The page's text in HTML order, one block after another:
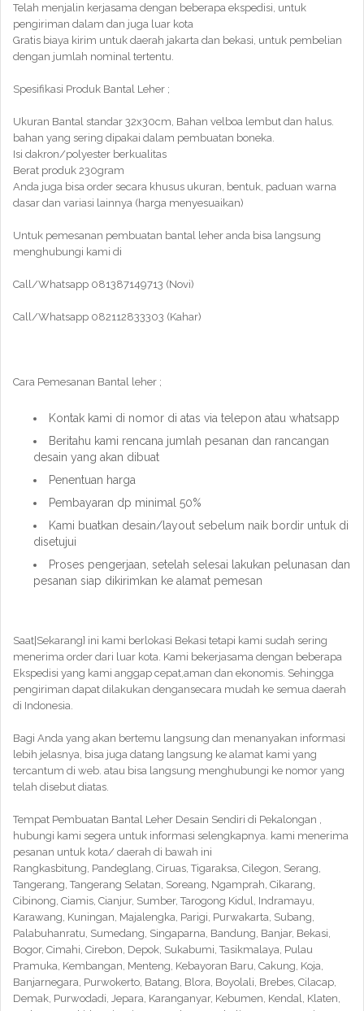
Telah menjalin kerjasama dengan beberapa ekspedisi, untuk
pengiriman dalam dan juga luar kota
Gratis biaya kirim untuk daerah jakarta dan bekasi, untuk pembelian
dengan jumlah nominal tertentu.
Spesifikasi Produk Bantal Leher ;
Ukuran Bantal standar 32x30cm, Bahan velboa lembut dan halus.
bahan yang sering dipakai dalam pembuatan boneka.
Isi dakron/polyester berkualitas
Berat produk 230gram
Anda juga bisa order secara khusus ukuran, bentuk, paduan warna
dasar dan variasi lainnya (harga menyesuaikan)
Untuk pemesanan pembuatan bantal leher anda bisa langsung
menghubungi kami di
Call/Whatsapp 081387149713 (Novi)
Call/Whatsapp 082112833303 (Kahar)
Cara Pemesanan Bantal leher ;
Kontak kami di nomor di atas via telepon atau whatsapp
Beritahu kami rencana jumlah pesanan dan rancangan
desain yang akan dibuat
Penentuan harga
Pembayaran dp minimal 50%
Kami buatkan desain/layout sebelum naik bordir untuk di
disetujui
Proses pengerjaan, setelah selesai lakukan pelunasan dan
pesanan siap dikirimkan ke alamat pemesan
Saat|Sekarang} ini kami berlokasi Bekasi tetapi kami sudah sering
menerima order dari luar kota. Kami bekerjasama dengan beberapa
Ekspedisi yang kami anggap cepat,aman dan ekonomis. Sehingga
pengiriman dapat dilakukan dengansecara mudah ke semua daerah
di Indonesia.
Bagi Anda yang akan bertemu langsung dan menanyakan informasi
lebih jelasnya, bisa juga datang langsung ke alamat kami yang
tercantum di web. atau bisa langsung menghubungi ke nomor yang
telah disebut diatas.
Tempat Pembuatan Bantal Leher Desain Sendiri di Pekalongan ,
hubungi kami segera untuk informasi selengkapnya. kami menerima
pesanan untuk kota/ daerah di bawah ini
Rangkasbitung, Pandeglang, Ciruas, Tigaraksa, Cilegon, Serang,
Tangerang, Tangerang Selatan, Soreang, Ngamprah, Cikarang,
Cibinong, Ciamis, Cianjur, Sumber, Tarogong Kidul, Indramayu,
Karawang, Kuningan, Majalengka, Parigi, Purwakarta, Subang,
Palabuhanratu, Sumedang, Singaparna, Bandung, Banjar, Bekasi,
Bogor, Cimahi, Cirebon, Depok, Sukabumi, Tasikmalaya, Pulau
Pramuka, Kembangan, Menteng, Kebayoran Baru, Cakung, Koja,
Banjarnegara, Purwokerto, Batang, Blora, Boyolali, Brebes, Cilacap,
Demak, Purwodadi, Jepara, Karanganyar, Kebumen, Kendal, Klaten,